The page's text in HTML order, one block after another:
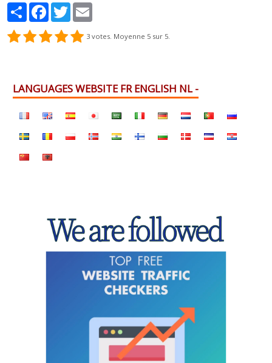
PartagerFacebook
Twitter
3 votes. Moyenne 5 sur 5.
LANGUAGES WEBSITE FR ENGLISH NL -